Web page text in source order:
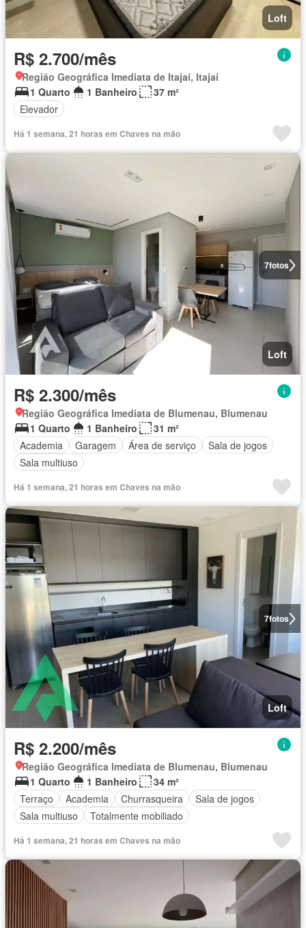
Loft
R$ 2.700/mês
Região Geográfica Imediata de Itajaí, Itajaí
1 Quarto
1 Banheiro
37 m²
Elevador
Há 1 semana, 21 horas em Chaves na mão
7fotos
Loft
R$ 2.300/mês
Região Geográfica Imediata de Blumenau, Blumenau
1 Quarto
1 Banheiro
31 m²
Academia
Garagem Área de serviço
Sala de jogos
Sala multiuso
Há 1 semana, 21 horas em Chaves na mão
7fotos
Loft
R$ 2.200/mês
Região Geográfica Imediata de Blumenau, Blumenau
1 Quarto
1 Banheiro
34 m²
Terraço
Academia Churrasqueira
Sala de jogos
Sala multiuso
Totalmente mobiliado
Há 1 semana, 21 horas em Chaves na mão